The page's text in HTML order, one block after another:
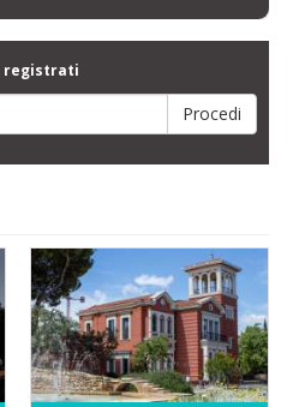
registrati